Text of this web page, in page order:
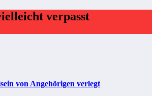
verpasst
von Angehörigen verlegt